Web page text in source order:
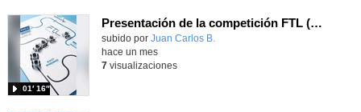
Presentación de la competición FTL (Follow the Line) del Juan Pablo II de Parla
Contenido educativo.
subido por Juan Carlos B.
01′ 16″
hace un mes
7visualizaciones